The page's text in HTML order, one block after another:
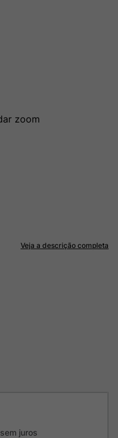
Veja a descrição completa
sem juros